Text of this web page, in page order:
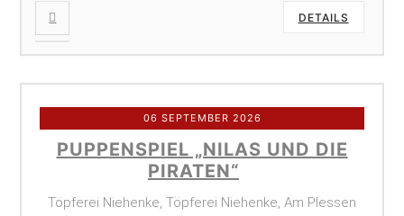
DETAILS
06 SEPTEMBER 2026
PUPPENSPIEL „NILAS UND DIE
PIRATEN“
Töpferei Niehenke, Töpferei Niehenke, Am Plessen